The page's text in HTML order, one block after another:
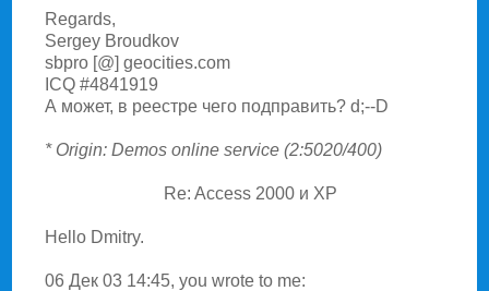
Regards,
Sergey Broudkov
sbpro [@] geocities.com
ICQ #4841919
А может, в реестре чего подправить? d;--D
* Origin: Demos online service (2:5020/400)
Re: Access 2000 и XP
Hello Dmitry.
06 Дек 03 14:45, you wrote to me: